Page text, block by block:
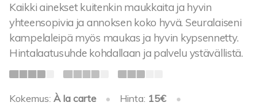
Kaikki ainekset kuitenkin maukkaita ja hyvin
yhteensopivia ja annoksen koko hyvä. Seuralaiseni
kampelaleipä myös maukas ja hyvin kypsennetty.
Hintalaatusuhde kohdallaan ja palvelu ystävällistä.
Kokemus: À la carte • Hinta: 15€
•